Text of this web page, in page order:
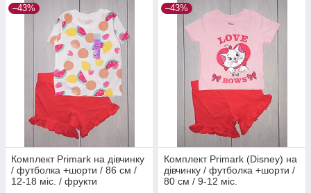
–43%
Комплект Primark на дівчинку
/ футболка +шорти / 86 см /
12-18 міс. / фрукти
–43%
Комплект Primark (Disney) на
дівчинку / футболка +шорти /
80 см / 9-12 міс.